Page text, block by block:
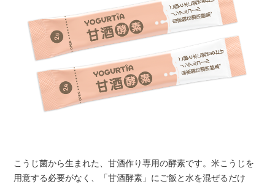
こうじ菌から生まれた、甘酒作り専用の酵素です。米こうじを
用意する必要がなく、「甘酒酵素」にご飯と水を混ぜるだけ